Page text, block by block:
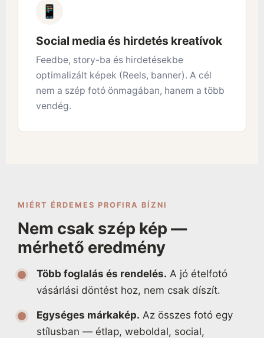
📱
Social media és hirdetés kreatívok
Feedbe, story-ba és hirdetésekbe
optimalizált képek (Reels, banner). A cél
nem a szép fotó önmagában, hanem a több
vendég.
MIÉRT ÉRDEMES PROFIRA BÍZNI
Nem csak szép kép —
mérhető eredmény
Több foglalás és rendelés. A jó ételfotó
vásárlási döntést hoz, nem csak díszít.
Egységes márkakép. Az összes fotó egy
stílusban — étlap, weboldal, social,